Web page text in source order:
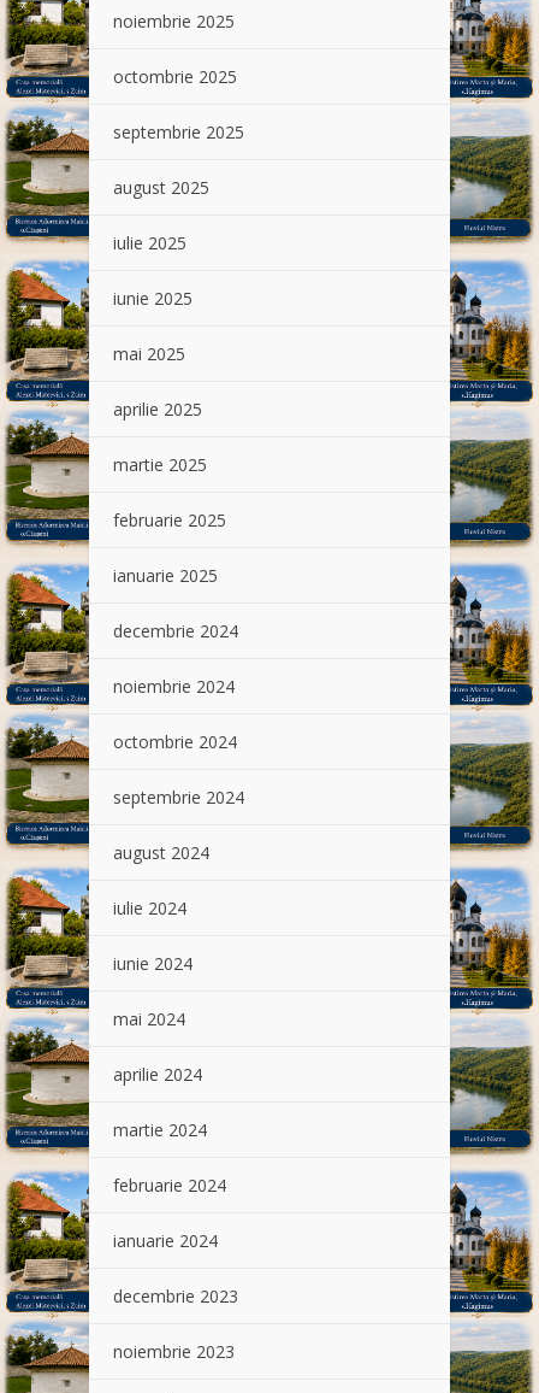
noiembrie 2025
octombrie 2025
septembrie 2025
august 2025
iulie 2025
iunie 2025
mai 2025
aprilie 2025
martie 2025
februarie 2025
ianuarie 2025
decembrie 2024
noiembrie 2024
octombrie 2024
septembrie 2024
august 2024
iulie 2024
iunie 2024
mai 2024
aprilie 2024
martie 2024
februarie 2024
ianuarie 2024
decembrie 2023
noiembrie 2023